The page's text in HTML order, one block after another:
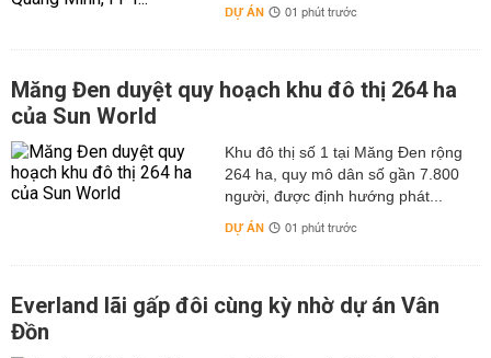
DỰ ÁN 01 phút trước
Măng Đen duyệt quy hoạch khu đô thị 264 ha
của Sun World
Khu đô thị số 1 tại Măng Đen rộng
264 ha, quy mô dân số gần 7.800
người, được định hướng phát...
DỰ ÁN 01 phút trước
Everland lãi gấp đôi cùng kỳ nhờ dự án Vân
Đồn